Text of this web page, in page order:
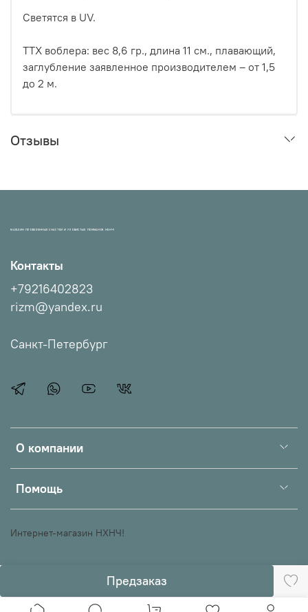
Предзаказ
Светятся в UV.
ТТХ воблера: вес 8,6 гр., длина 11 см., плавающий,
заглубление заявленное производителем – от 1,5
до 2 м.
Отзывы
МАГАЗИН ПРОВЕРЕННЫХ СНАСТЕЙ И УЛОВИСТЫХ ПРИМАНОК НХНЧ!
О компании
Помощь
Контакты
+79216402823
rizm@yandex.ru
Санкт-Петербург
Интернет-магазин НХНЧ!